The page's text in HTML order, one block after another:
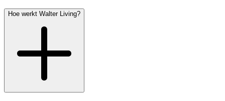
Hoe werkt Walter Living?